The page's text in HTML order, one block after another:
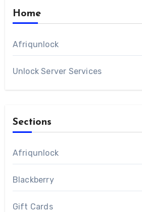
Home
Afriqunlock
Unlock Server Services
Sections
Afriqunlock
Blackberry
Gift Cards